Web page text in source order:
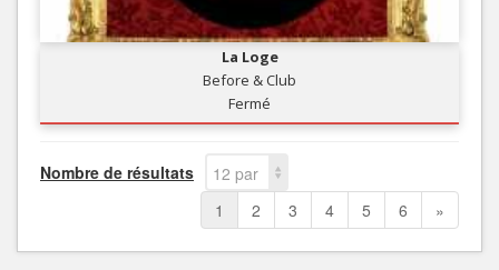
La Loge
Before & Club
Fermé
Nombre de résultats
12 par
page
1 2 3 4 5 6 »